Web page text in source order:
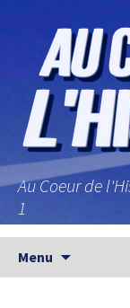
Au Coeur de
1
Menu